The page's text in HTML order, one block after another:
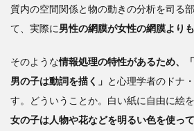
質内の空間関係と物の動きの分析を司る
て、実際に男性の網膜が女性の網膜より
そのような情報処理の特性があるため、
男の子は動詞を描く」 と心理学者のドナ
す。どういうことか。白い紙に自由に絵
女の子は人物や花などを明るい色を使っ